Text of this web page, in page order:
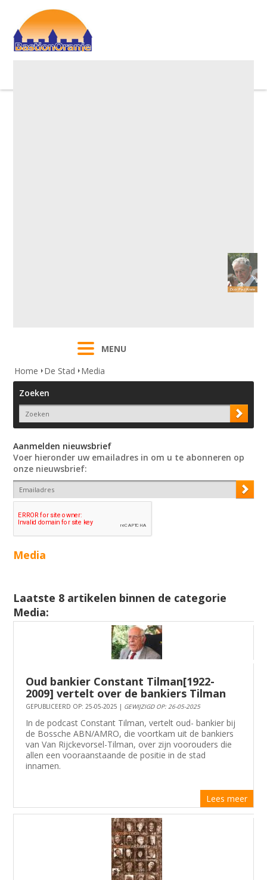
MENU
Home
De Stad
Media
Zoeken
Aanmelden nieuwsbrief
Voer hieronder uw emailadres in om u te abonneren op
onze nieuwsbrief:
Media
Laatste 8 artikelen binnen de categorie
Media:
Oud bankier Constant Tilman[1922-
2009] vertelt over de bankiers Tilman
GEPUBLICEERD OP: 25-05-2025 | GEWIJZIGD OP: 26-05-2025
In de podcast Constant Tilman, vertelt oud- bankier bij
de Bossche ABN/AMRO, die voortkam uit de bankiers
van Van Rijckevorsel-Tilman, over zijn voorouders die
allen een vooraanstaande de positie in de stad
innamen.
Lees meer